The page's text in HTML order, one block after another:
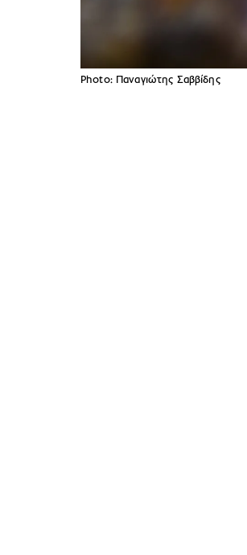
Photo: Παναγιώτης Σαββίδης